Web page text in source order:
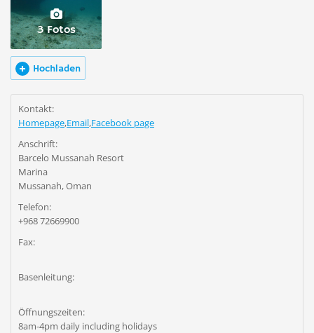
3 Fotos
Hochladen
Kontakt:
Homepage,Email,Facebook page
Anschrift:
Barcelo Mussanah Resort
Marina
Mussanah, Oman
Telefon:
+968 72669900
Fax:
Basenleitung:
Öffnungszeiten:
8am-4pm daily including holidays